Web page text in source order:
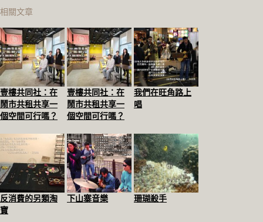
相關文章
壹樓共同社：在
鬧市共租共享一
個空間可行嗎？
壹樓共同社：在
鬧市共租共享一
個空間可行嗎？
我們在旺角路上
唱
反消費的另類淘
寶
下山寨音樂 珊瑚殺手